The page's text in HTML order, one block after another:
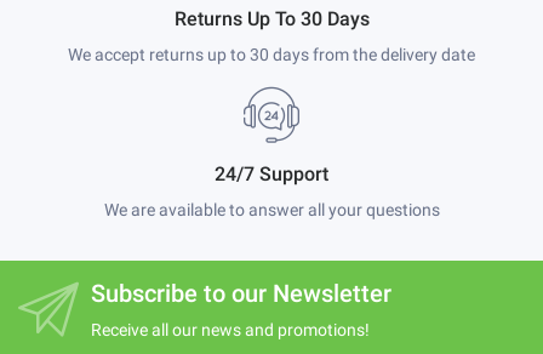
Returns Up To 30 Days
We accept returns up to 30 days from the delivery date
24/7 Support
We are available to answer all your questions
Subscribe to our Newsletter
Receive all our news and promotions!